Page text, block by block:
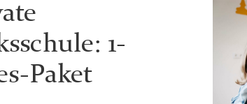
1-
Paket